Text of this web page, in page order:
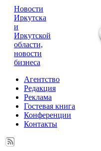
Новости
Иркутска
и
Иркутской
области,
новости
бизнеса
Агентство
Редакция
Реклама
Гостевая книга
Конференции
Контакты